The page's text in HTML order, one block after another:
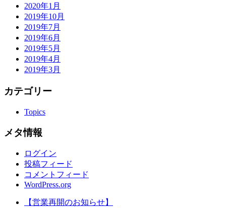
2020年1月
2019年10月
2019年7月
2019年6月
2019年5月
2019年4月
2019年3月
カテゴリー
Topics
メタ情報
ログイン
投稿フィード
コメントフィード
WordPress.org
【営業再開のお知らせ】